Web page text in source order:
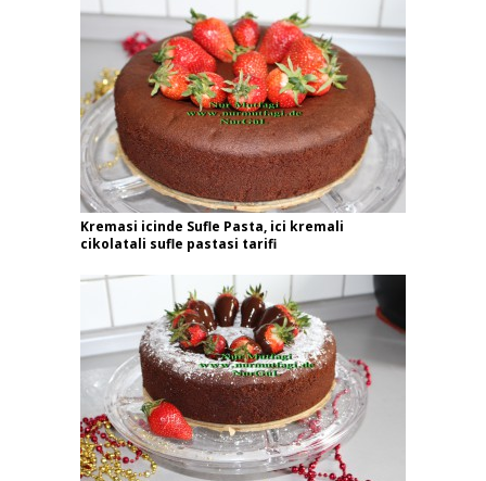
Kremasi icinde Sufle Pasta, ici kremali
cikolatali sufle pastasi tarifi